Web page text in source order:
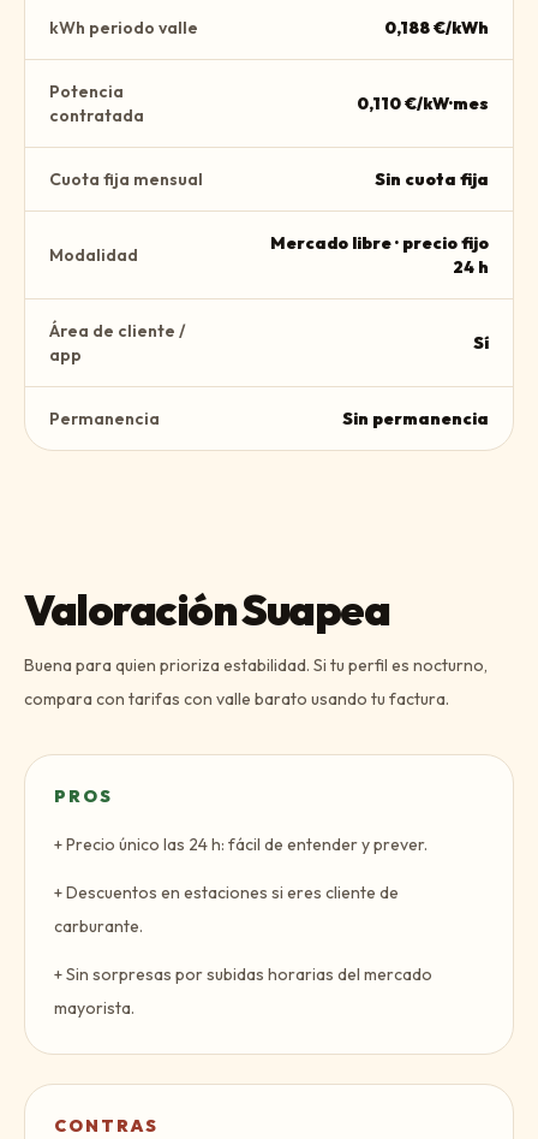
kWh periodo valle 0,188€/kWh
Potencia
contratada
0,110€/kW·mes
Cuota fija mensual Sin cuota fija
Modalidad
Mercado libre · precio fijo
24 h
Área de cliente /
app
Sí
Permanencia Sin permanencia
Valoración Suapea
Buena para quien prioriza estabilidad. Si tu perfil es nocturno,
compara con tarifas con valle barato usando tu factura.
PROS
+Precio único las 24 h: fácil de entender y prever.
+Descuentos en estaciones si eres cliente de
carburante.
+Sin sorpresas por subidas horarias del mercado
mayorista.
CONTRAS